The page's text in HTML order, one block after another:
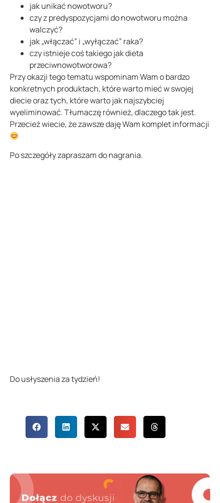
jak unikać nowotworu?
czy z predyspozycjami do nowotworu można
walczyć?
jak „włączać” i „wyłączać” raka?
czy istnieje coś takiego jak dieta
przeciwnowotworowa?
Przy okazji tego tematu wspominam Wam o bardzo
konkretnych produktach, które warto mieć w swojej
diecie oraz tych, które warto jak najszybciej
wyeliminować. Tłumaczę również, dlaczego tak jest.
Przecież wiecie, że zawsze daję Wam komplet informacji
Po szczegóły zapraszam do nagrania.
Do usłyszenia za tydzień!